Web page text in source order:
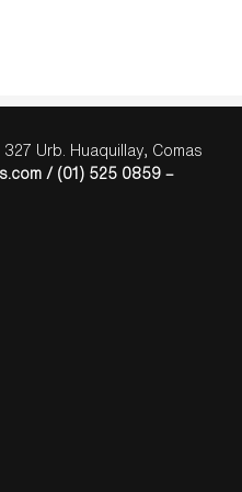
Urb. Huaquillay, Comas
/ (01) 525 0859 –